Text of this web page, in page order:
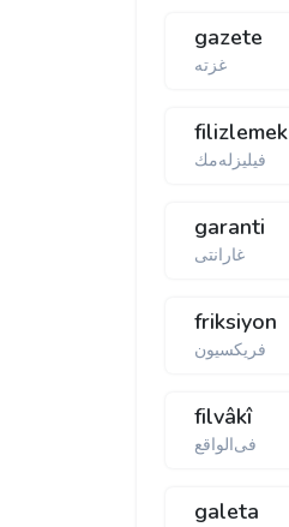
gazete
غزتە
filizlemek
فیلیزله‌مك
garanti
غارانتی
friksiyon
فریكسیون
filvâkî
فی‌الواقع
galeta